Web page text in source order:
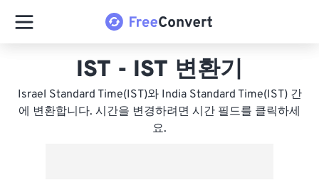
IST - IST 변환기
Israel Standard Time(IST)와 India Standard Time(IST) 간
에 변환합니다. 시간을 변경하려면 시간 필드를 클릭하세
요.